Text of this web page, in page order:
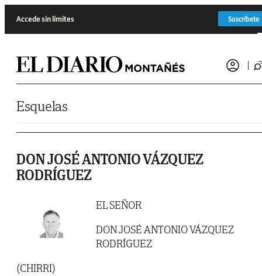
Accede sin límites Suscríbete
Esquelas
DON JOSÉ ANTONIO VÁZQUEZ
RODRÍGUEZ
EL SEÑOR
DON JOSÉ ANTONIO VÁZQUEZ
RODRÍGUEZ
(CHIRRI)